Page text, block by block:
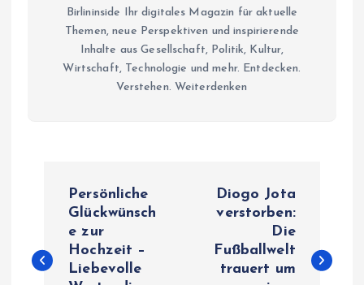
Birlininside Ihr digitales Magazin für aktuelle
Themen, neue Perspektiven und inspirierende
Inhalte aus Gesellschaft, Politik, Kultur,
Wirtschaft, Technologie und mehr. Entdecken.
Verstehen. Weiterdenken
s
Persönliche
Glückwünsch
e zur
Hochzeit –
Liebevolle
Diogo Jota
verstorben:
Die
Fußballwelt
trauert um